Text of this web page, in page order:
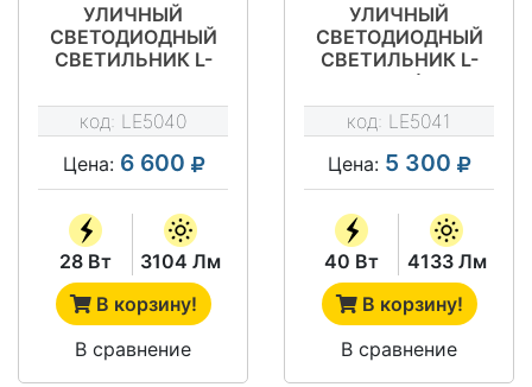
УЛИЧНЫЙ
СВЕТОДИОДНЫЙ
СВЕТИЛЬНИК L-
код: LE5040
Цена: 6 600
28 Вт
3104 Лм
В корзину!
В сравнение
УЛИЧНЫЙ
СВЕТОДИОДНЫЙ
СВЕТИЛЬНИК L-
STREET 24 ( 40 ВТ )
код: LE5041
Цена: 5 300
40 Вт
4133 Лм
В корзину!
В сравнение